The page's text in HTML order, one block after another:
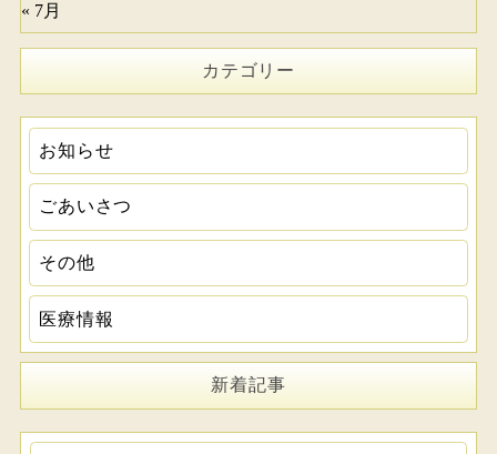
« 7月
カテゴリー
お知らせ
ごあいさつ
その他
医療情報
新着記事